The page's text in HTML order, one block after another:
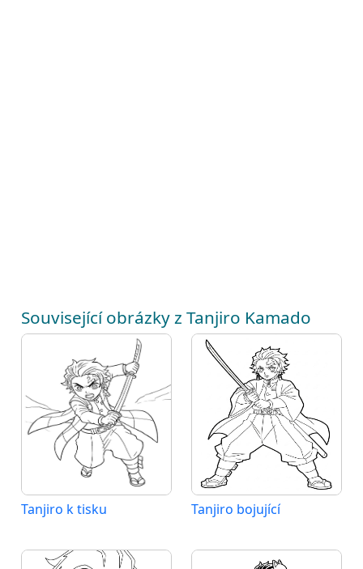
Související obrázky z Tanjiro Kamado
Tanjiro k tisku Tanjiro bojující